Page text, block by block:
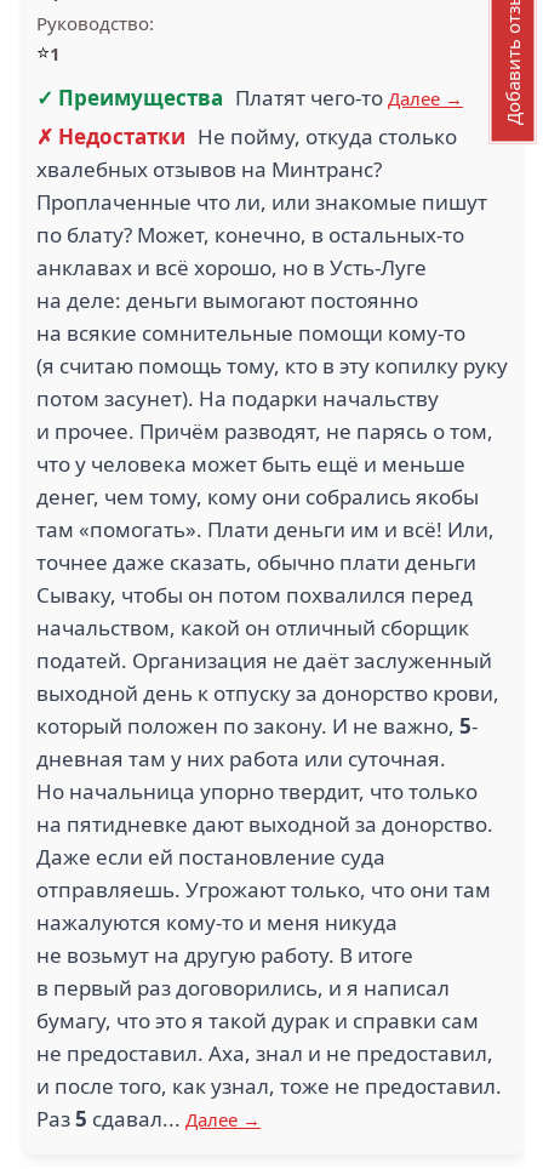
Руководство:
⭐1
✓ Преимущества Платят чего-то Далее →
✗ Недостатки Не пойму, откуда столько
хвалебных отзывов на Минтранс?
Проплаченные что ли, или знакомые пишут
по блату? Может, конечно, в остальных-то
анклавах и всё хорошо, но в Усть-Луге
на деле: деньги вымогают постоянно
на всякие сомнительные помощи кому-то
(я считаю помощь тому, кто в эту копилку руку
потом засунет). На подарки начальству
и прочее. Причём разводят, не парясь о том,
что у человека может быть ещё и меньше
денег, чем тому, кому они собрались якобы
там «помогать». Плати деньги им и всё! Или,
точнее даже сказать, обычно плати деньги
Сываку, чтобы он потом похвалился перед
начальством, какой он отличный сборщик
податей. Организация не даёт заслуженный
выходной день к отпуску за донорство крови,
который положен по закону. И не важно, 5-
дневная там у них работа или суточная.
Но начальница упорно твердит, что только
на пятидневке дают выходной за донорство.
Даже если ей постановление суда
отправляешь. Угрожают только, что они там
нажалуются кому-то и меня никуда
не возьмут на другую работу. В итоге
в первый раз договорились, и я написал
бумагу, что это я такой дурак и справки сам
не предоставил. Аха, знал и не предоставил,
и после того, как узнал, тоже не предоставил.
Раз5 сдавал... Далее →
Добавить отзыв